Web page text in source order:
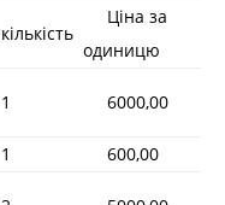
кількість
Ціна за
одиницю
1 6000,00
1 600,00